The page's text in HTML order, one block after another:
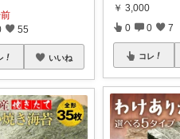
55
いいね
￥ 3,000
0 0 7
コレ